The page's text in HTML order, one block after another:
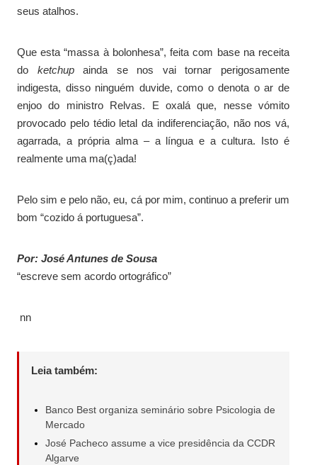
seus atalhos.
Que esta “massa à bolonhesa”, feita com base na receita
do ketchupainda se nos vai tornar perigosamente
indigesta, disso ninguém duvide, como o denota o ar de
enjoo do ministro Relvas. E oxalá que, nesse vómito
provocado pelo tédio letal da indiferenciação, não nos vá,
agarrada, a própria alma – a língua e a cultura. Isto é
realmente uma ma(ç)ada!
Pelo sim e pelo não, eu, cá por mim, continuo a preferir um
bom “cozido á portuguesa”.
Por: José Antunes de Sousa
“escreve sem acordo ortográfico”
nn
Leia também:
Banco Best organiza seminário sobre Psicologia de
Mercado
José Pacheco assume a vice presidência da CCDR
Algarve